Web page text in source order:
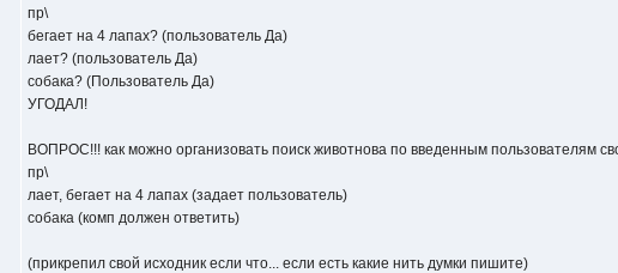
пр\
бегает на 4 лапах? (пользователь Да)
лает? (пользователь Да)
собака? (Пользователь Да)
УГОДАЛ!
ВОПРОС!!! как можно организовать поиск животнова по введенным пользователям
пр\
лает, бегает на 4 лапах (задает пользователь)
собака (комп должен ответить)
(прикрепил свой исходник если что... если есть какие нить думки пишите)